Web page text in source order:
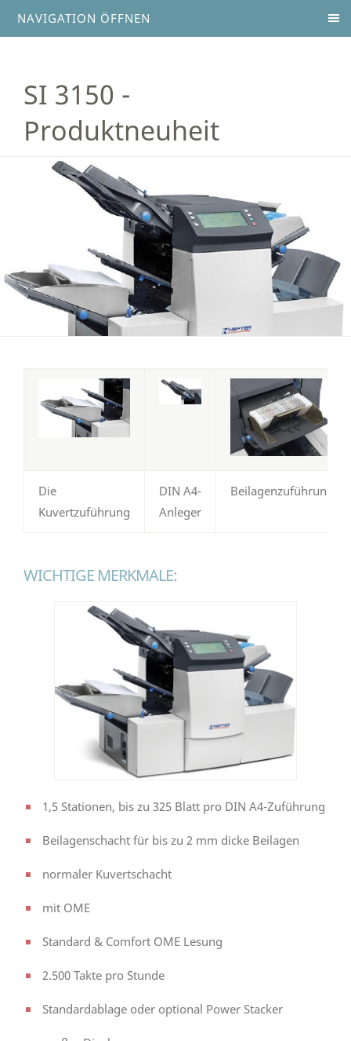
NAVIGATION ÖFFNEN
SI 3150 -
Produktneuheit
Die
Kuvertzuführung
DIN A4-
Anleger
Beilagenzuführung
WICHTIGE MERKMALE:
1,5 Stationen, bis zu 325 Blatt pro DIN A4-Zuführung
Beilagenschacht für bis zu 2 mm dicke Beilagen
normaler Kuvertschacht
mit OME
Standard & Comfort OME Lesung
2.500 Takte pro Stunde
Standardablage oder optional Power Stacker